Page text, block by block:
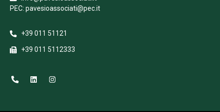
PEC: pavesioassociati@pec.it
+39 011 51121
+39 011 5112333